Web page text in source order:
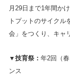
月29日まで1年間か
トプットのサイクル
会」をつくり、キャ
▼技育祭： 年2回（
ンス